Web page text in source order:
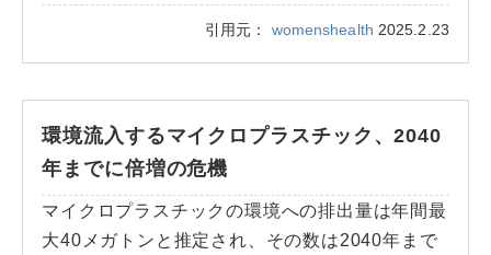
引用元： womenshealth 2025.2.23
環境流入するマイクロプラスチック、2040
年までに倍増の危機
マイクロプラスチックの環境への排出量は年間最
大40メガトンと推定され、その数は2040年まで